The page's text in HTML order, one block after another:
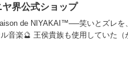
ヤ界公式ショップ
de NIYAKAI™──笑いとズレを
音楽🔮 王侯貴族も使用していた